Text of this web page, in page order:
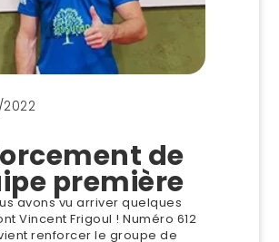
2022
de
première
avons vu arriver quelques
Vincent Frigoul ! Numéro 612
renforcer le groupe de